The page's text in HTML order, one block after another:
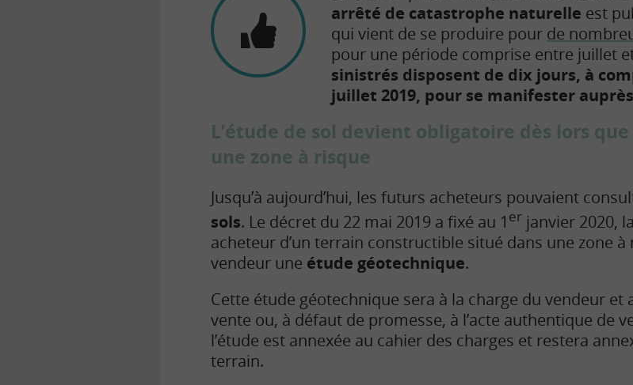
arrêté de catastrophe naturelle est
qui vient de se produire pour de
pour une période comprise entre juillet
sinistrés disposent de dix jours, à
juillet 2019, pour se manifester
L’étude de sol devient obligatoire dès lors
une zone à risque
Jusqu’à aujourd’hui, les futurs acheteurs pouvaient
sols. Le décret du 22 mai 2019 a fixé au 1 er janvier 2020,
acheteur d’un terrain constructible situé dans une zone
vendeur une étude géotechnique.
Cette étude géotechnique sera à la charge du vendeur et
vente ou, à défaut de promesse, à l’acte authentique de
l’étude est annexée au cahier des charges et restera
terrain.